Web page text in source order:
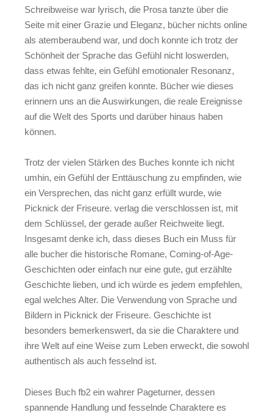
Schreibweise war lyrisch, die Prosa tanzte über die
Seite mit einer Grazie und Eleganz, bücher nichts online
als atemberaubend war, und doch konnte ich trotz der
Schönheit der Sprache das Gefühl nicht loswerden,
dass etwas fehlte, ein Gefühl emotionaler Resonanz,
das ich nicht ganz greifen konnte. Bücher wie dieses
erinnern uns an die Auswirkungen, die reale Ereignisse
auf die Welt des Sports und darüber hinaus haben
können.
Trotz der vielen Stärken des Buches konnte ich nicht
umhin, ein Gefühl der Enttäuschung zu empfinden, wie
ein Versprechen, das nicht ganz erfüllt wurde, wie
Picknick der Friseure. verlag die verschlossen ist, mit
dem Schlüssel, der gerade außer Reichweite liegt.
Insgesamt denke ich, dass dieses Buch ein Muss für
alle bucher die historische Romane, Coming-of-Age-
Geschichten oder einfach nur eine gute, gut erzählte
Geschichte lieben, und ich würde es jedem empfehlen,
egal welches Alter. Die Verwendung von Sprache und
Bildern in Picknick der Friseure. Geschichte ist
besonders bemerkenswert, da sie die Charaktere und
ihre Welt auf eine Weise zum Leben erweckt, die sowohl
authentisch als auch fesselnd ist.
Dieses Buch fb2 ein wahrer Pageturner, dessen
spannende Handlung und fesselnde Charaktere es